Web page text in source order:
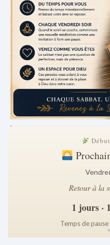
.
Retour à la
1 jours ·
Temps de
*